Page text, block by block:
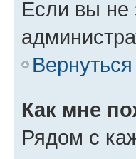
Если вы не
Как мне
Рядом с